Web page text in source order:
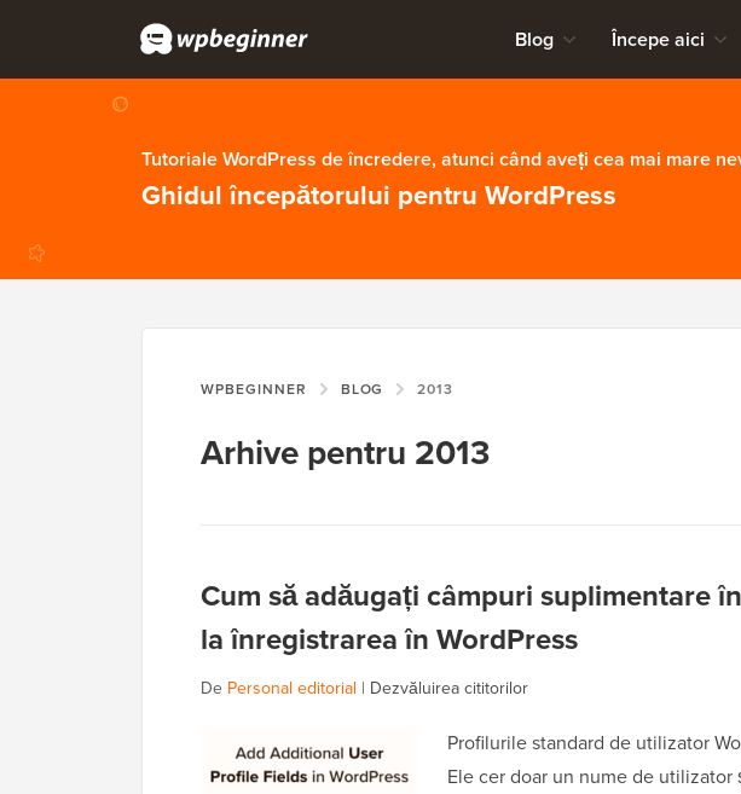
Blog Începe aici
Tutoriale WordPress de încredere, atunci când aveți cea mai mare
Ghidul începătorului pentru WordPress
WPBEGINNER BLOG 2013
Arhive pentru 2013
Cum să adăugați câmpuri suplimentare
la înregistrarea în WordPress
De Personal editorial | Dezvăluirea cititorilor
Profilurile standard de utilizator
Ele cer doar un nume de